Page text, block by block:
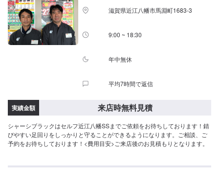
滋賀県近江八幡市馬淵町1683-3
9:00 ~ 18:30
年中無休
平均7時間で返信
実績金額 来店時無料見積
シャーシブラックはセルフ近江八幡SSまでご依頼をお待ちしております！錆
びやすい足回りをしっかりと守ることができるようになります。ご相談、ご
予約をお待ちしております！<費用目安>ご来店後のお見積もりとなります。